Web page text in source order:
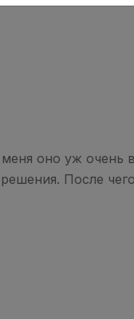
оно уж очень
После